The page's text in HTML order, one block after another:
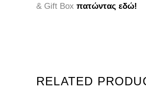
& Gift Box πατώντας εδώ!
RELATED